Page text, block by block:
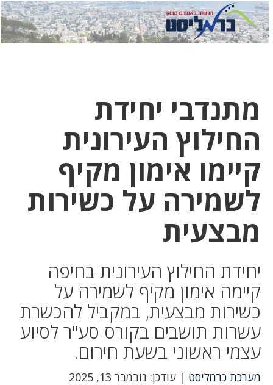
לחץ
כאן
לחץ
כדי
מתנדבי יחידת
החילוץ העירונית
קיימו אימון מקיף
לשמירה על כשירות
מבצעית
יחידת החילוץ העירונית בחיפה
קיימה אימון מקיף לשמירה על
כשירות מבצעית, במקביל להכשרת
עשרות תושבים בקורס סע"ר לסיוע
עצמי ראשוני בשעת חירום.
מערכת כרמליסט | עודכן: נובמבר 13, 2025